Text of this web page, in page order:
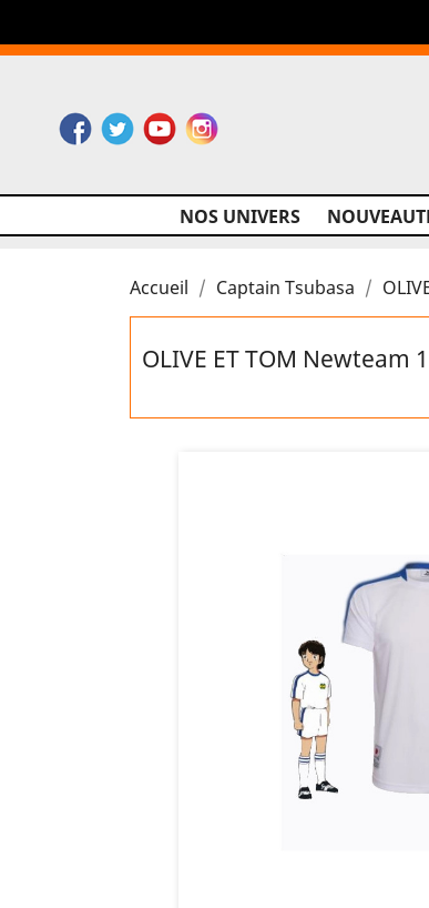
Facebook
TwitterYouTubeInstagram
NOS UNIVERS
Accueil Captain Tsubasa
OLIVE ET TOM Newteam